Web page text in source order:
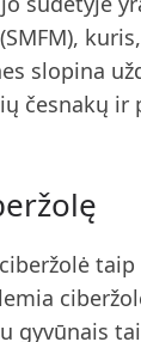
slopina
česnakų
gyvūnais